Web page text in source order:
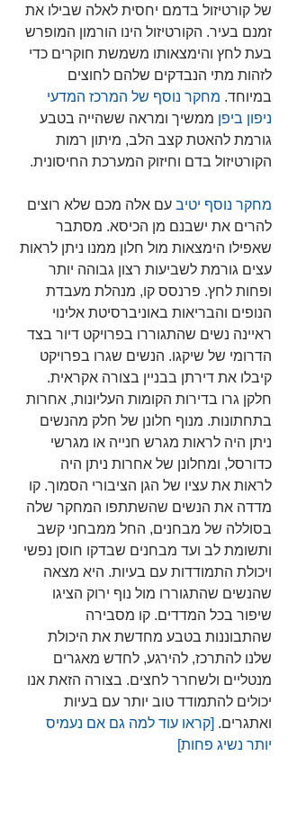
של קורטיזול בדמם יחסית לאלה שבילו את
זמנם בעיר. הקורטיזול הינו הורמון המופרש
בעת לחץ והימצאותו משמשת חוקרים כדי
לזהות מתי הנבדקים שלהם לחוצים
במיוחד. מחקר נוסף של המרכז המדעי
ניפון ביפן ממשיך ומראה ששהייה בטבע
גורמת להאטת קצב הלב, מיתון רמות
הקורטיזול בדם וחיזוק המערכת החיסונית.
מחקר נוסף יטיב עם אלה מכם שלא רוצים
להרים את ישבנם מן הכיסא. מסתבר
שאפילו הימצאות מול חלון ממנו ניתן לראות
עצים גורמת לשביעות רצון גבוהה יותר
ופחות לחץ. פרנסס קו, מנהלת מעבדת
הנופים והבריאות באוניברסיטת אלינוי
ראיינה נשים שהתגוררו בפרויקט דיור בצד
הדרומי של שיקגו. הנשים שגרו בפרויקט
קיבלו את דירתן בבניין בצורה אקראית.
חלקן גרו בדירות הקומות העליונות, אחרות
בתחתונות. מנוף חלונן של חלק מהנשים
ניתן היה לראות מגרש חנייה או מגרשי
כדורסל, ומחלונן של אחרות ניתן היה
לראות את עציו של הגן הציבורי הסמוך. קו
מדדה את הנשים שהשתתפו המחקר שלה
בסוללה של מבחנים, החל ממבחני קשב
ותשומת לב ועד מבחנים שבדקו חוסן נפשי
ויכולת התמודדות עם בעיות. היא מצאה
שהנשים שהתגוררו מול נוף ירוק הציגו
שיפור בכל המדדים. קו מסבירה
שהתבוננות בטבע מחדשת את היכולת
שלנו להתרכז, להירגע, לחדש מאגרים
מנטליים ולשחרר לחצים. בצורה הזאת אנו
יכולים להתמודד טוב יותר עם בעיות
ואתגרים. [קראו עוד למה גם אם נעמיס
יותר נשיג פחות]